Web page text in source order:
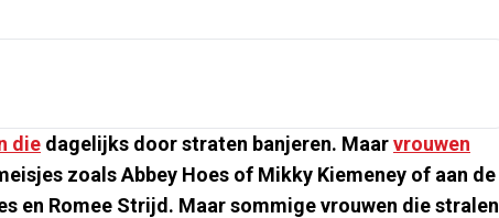
die dagelijks door straten banjeren. Maarvrouwen
zoals Abbey Hoes of Mikky Kiemeney of aan de
en Romee Strijd. Maar sommige vrouwen die stralen